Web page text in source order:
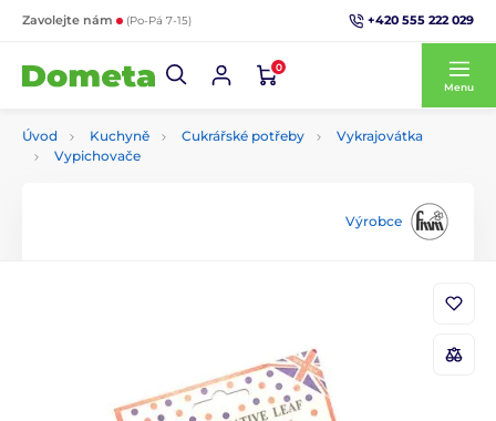
Zavolejte nám (Po-Pá 7-15) +420 555 222 029
0
Menu
Úvod Kuchyně Cukrářské potřeby
Vykrajovátka
Vypichovače
Výrobce